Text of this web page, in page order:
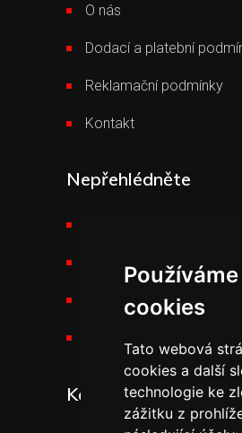
cookies
Tato webová
cookies a další
technologie ke
zážitku z
O nás
Dodací a platební
Reklamační podmínky
Kontakt
Nepřehlédněte
Výšková technika
Kariéra v THT
Kontakt